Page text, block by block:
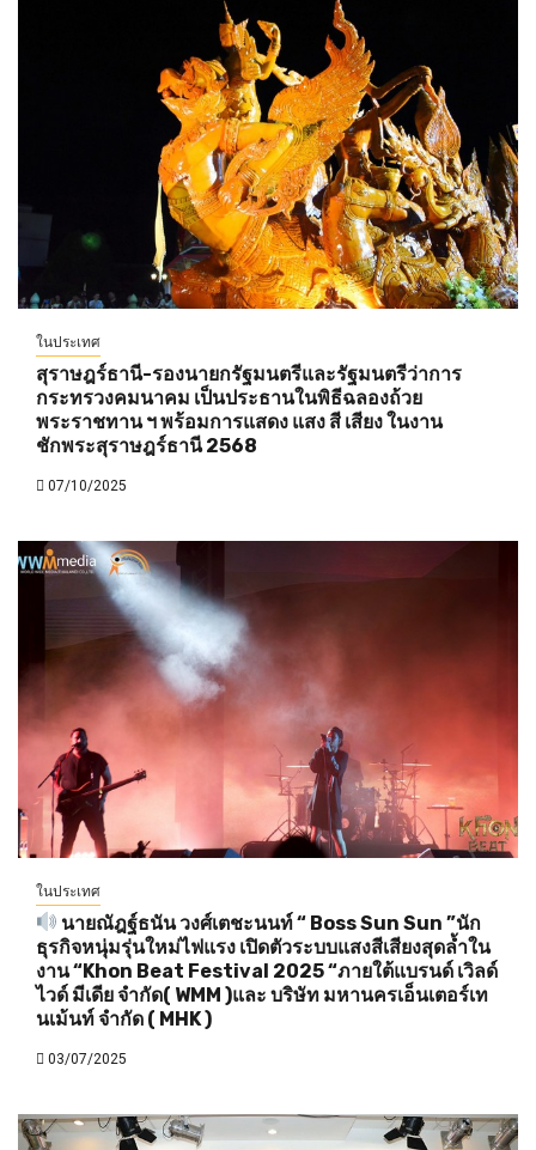
ในประเทศ
สุราษฎร์ธานี-รองนายกรัฐมนตรีและรัฐมนตรีว่าการ
กระทรวงคมนาคม เป็นประธานในพิธีฉลองถ้วย
พระราชทาน ฯ พร้อมการแสดง แสง สี เสียง ในงาน
ชักพระสุราษฎร์ธานี 2568
07/10/2025
ในประเทศ
นายณัฎฐ์ธนัน วงศ์เตชะนนท์ “ Boss Sun Sun ”นัก
ธุรกิจหนุ่มรุ่นใหม่ไฟแรง เปิดตัวระบบแสงสีเสียงสุดล้ำใน
งาน “Khon Beat Festival 2025 “ภายใต้แบรนด์ เวิลด์
ไวด์ มีเดีย จำกัด( WMM )และ บริษัท มหานครเอ็นเตอร์เท
นเม้นท์ จำกัด ( MHK )
03/07/2025